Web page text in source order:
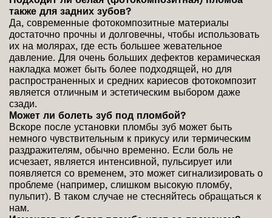
также для задних зубов?
Да, современные фотокомпозитные материалы
достаточно прочны и долговечны, чтобы использовать
их на молярах, где есть большее жевательное
давление. Для очень больших дефектов керамическая
накладка может быть более подходящей, но для
распространенных и средних кариесов фотокомпозит
является отличным и эстетическим выбором даже
сзади.
Может ли болеть зуб под пломбой?
Вскоре после установки пломбы зуб может быть
немного чувствительным к прикусу или термическим
раздражителям, обычно временно. Если боль не
исчезает, является интенсивной, пульсирует или
появляется со временем, это может сигнализировать о
проблеме (например, слишком высокую пломбу,
пульпит). В таком случае не стесняйтесь обращаться к
нам.